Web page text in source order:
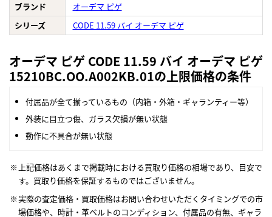
ブランド
オーデマ ピゲ
シリーズ
CODE 11.59 バイ オーデマ ピゲ
オーデマ ピゲ CODE 11.59 バイ オーデマ ピゲ
15210BC.OO.A002KB.01の上限価格の条件
付属品が全て揃っているもの（内箱・外箱・ギャランティー等）
外装に目立つ傷、ガラス欠損が無い状態
動作に不具合が無い状態
上記価格はあくまで掲載時における買取り価格の相場であり、目安で
す。買取り価格を保証するものではございません。
実際の査定価格・買取価格はお問い合わせいただくタイミングでの市
場価格や、時計・革ベルトのコンディション、付属品の有無、ギャラ